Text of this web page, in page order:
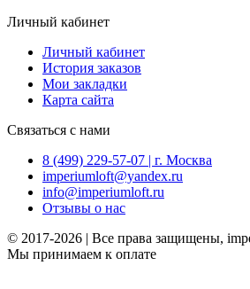
Личный кабинет
Личный кабинет
История заказов
Мои закладки
Карта сайта
Связаться с нами
8 (499) 229-57-07 | г. Москва
imperiumloft@yandex.ru
info@imperiumloft.ru
Отзывы о нас
© 2017-2026 | Все права защищены,
Мы принимаем к оплате